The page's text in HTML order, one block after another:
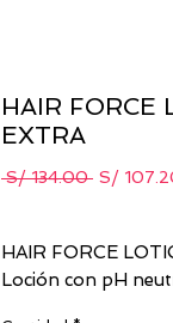
HAIR FORCE
EXTRA
S/ 134.00 Precio
S/
HAIR FORCE
Loción con pH